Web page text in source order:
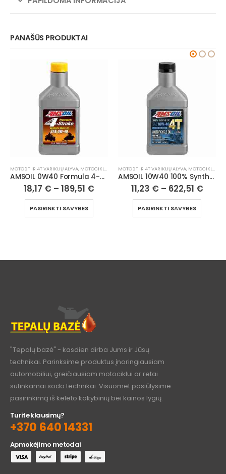
PANAŠŪS PRODUKTAI
MOTO 2T IR 4T VARIKLIŲ ALYVA ,MOTOCIKLAI, ATV/UTV
AMSOIL 10W40 100% Synthetic 4T Performance Motorcycle Oil
11,23 € – 622,51€
PASIRINKTI SAVYBES
MOTO 2T IR 4T VARIKLIŲ ALYVA ,MOTOCIKLAI, ATV/UTV
AMSOIL INTERCEPTOR® 100% Synthetic 2-Stroke Oil
19,70 € – 257,58€
PASIRINKTI SAVYBES
"Tepalų bazė" - kasdien dirba Jums ir Jūsų
technikai. Parinksime produktus įnoringiausiam
automobiliui, greičiausiam motociklui ar retai
sutinkamai sodo technikai. Visuomet pasiūlysime
pasirinkimą iš keleto kokybinių bei kainos lygių.
Turite klausimų?
+370 640 14331
Apmokėjimo metodai